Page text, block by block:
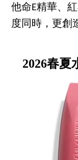
他命E精華、
度同時，更創
2026春夏